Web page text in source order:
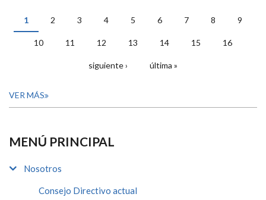
PÁGINAS
1 2 3 4 5 6 7 8 9
10 11 12 13 14 15 16
siguiente › última »
VER MÁS
MENÚ PRINCIPAL
Nosotros
Consejo Directivo actual